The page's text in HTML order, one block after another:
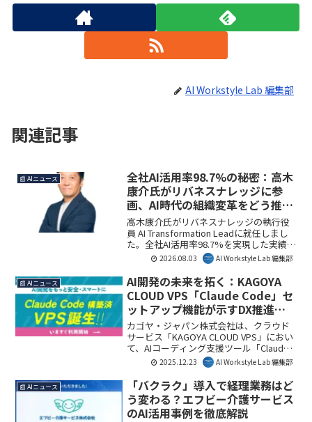
AI Workstyle Lab 編集部
関連記事
📰 AIニュース
全社AI活用率98.7%の秘密：高木
康介氏がリバネスナレッジに参
画、AI時代の組織変革をどう推進
するのか？
高木康介氏がリバネスナレッジの執行役
員 AI Transformation Leadに就任しまし
た。全社AI活用率98.7%を実現した実績を
持つ同氏が、顧客企業のAIトランスフォ
ーメーションをどのように牽引していく
のか、その背景と今後の展望を解説しま
す。
2026.08.03 AI Workstyle Lab 編集部
📰 AIニュース
AI開発の未来を拓く：KAGOYA
CLOUD VPS「Claude Code」セ
ットアップ機能が示すDX推進の
新たな一手
カゴヤ・ジャパン株式会社は、クラウド
サービス「KAGOYA CLOUD VPS」におい
て、AIコーディング支援ツール「Claude
Code」のセットアップ機能を提供開始し
ました。これにより、専門知識がなくて
もセキュアな環境でAI開発を迅速に進め
ることが可能になり、企業のDX推進を強
力に後押しします。
2025.12.23 AI Workstyle Lab 編集部
📰 AIニュース
「バクラク」導入で経理業務はど
う変わる？エフビー介護サービス
のAI活用事例を徹底解説